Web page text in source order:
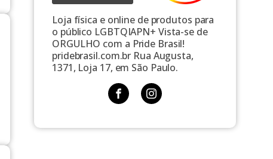
Loja física e online de produtos para
o público LGBTQIAPN+ Vista-se de
ORGULHO com a Pride Brasil!
pridebrasil.com.br Rua Augusta,
1371, Loja 17, em São Paulo.